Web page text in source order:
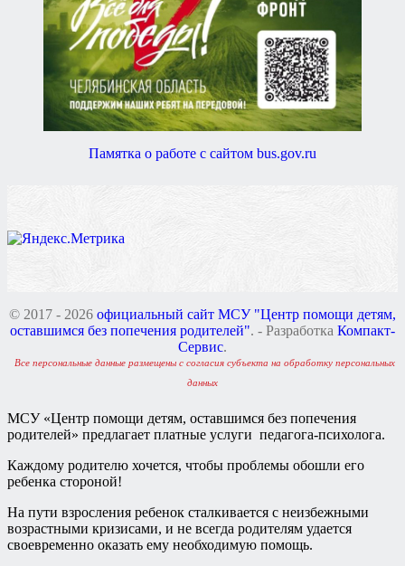
Памятка о работе с сайтом bus.gov.ru
© 2017 - 2026 официальный сайт МСУ "Центр помощи детям,
оставшимся без попечения родителей". - Разработка Компакт-
Сервис.
Все персональные данные размещены с согласия субъекта на обработку персональных
данных
МСУ «Центр помощи детям, оставшимся без попечения
родителей» предлагает платные услуги педагога-психолога.
Каждому родителю хочется, чтобы проблемы обошли его
ребенка стороной!
На пути взросления ребенок сталкивается с неизбежными
возрастными кризисами, и не всегда родителям удается
своевременно оказать ему необходимую помощь.